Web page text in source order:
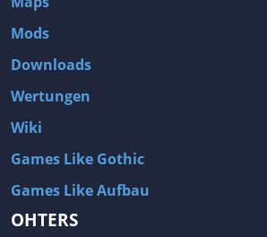
Mods
Downloads
Wertungen
Wiki
Games Like Gothic
Games Like Aufbau
OHTERS